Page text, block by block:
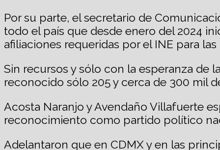
Por su parte, el secretario de
todo el país que desde enero del 2024
afiliaciones requeridas por el INE para
Sin recursos y sólo con la esperanza de
reconocido sólo 205 y cerca de 300 mil
Acosta Naranjo y Avendaño Villafuerte
reconocimiento como partido político
Adelantaron que en CDMX y en las